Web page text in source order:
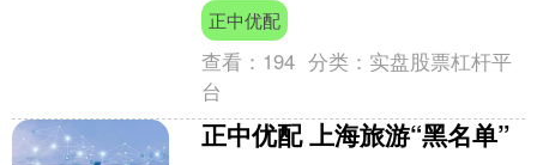
伏养生”“冬病夏治”的智慧，此时人体阳
气最旺、毛....
正中优配
查看： 194 分类： 实盘股票杠杆平
台
正中优配 上海旅游“黑名单”